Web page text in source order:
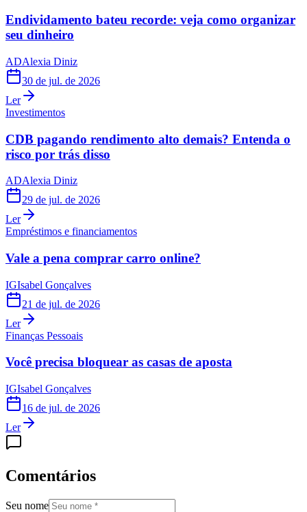
Endividamento bateu recorde: veja como organizar
seu dinheiro
ADAlexia Diniz
30 de jul. de 2026
Ler
Investimentos
CDB pagando rendimento alto demais? Entenda o
risco por trás disso
ADAlexia Diniz
29 de jul. de 2026
Ler
Empréstimos e financiamentos
Vale a pena comprar carro online?
IGIsabel Gonçalves
21 de jul. de 2026
Ler
Finanças Pessoais
Você precisa bloquear as casas de aposta
IGIsabel Gonçalves
16 de jul. de 2026
Ler
Comentários
Seu nome